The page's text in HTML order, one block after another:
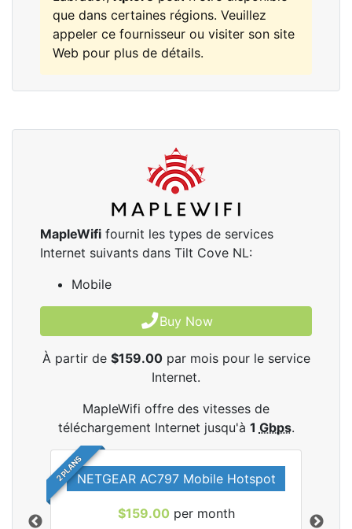
que dans certaines régions. Veuillez
appeler ce fournisseur ou visiter son site
Web pour plus de détails.
MapleWifi fournit les types de services
Internet suivants dans Tilt Cove NL:
Mobile
Buy Now
À partir de $159.00par mois pour le service
Internet.
MapleWifi offre des vitesses de
téléchargement Internet jusqu'à 1 Gbps.
2 PLANSNETGEAR AC797 Mobile Hotspot
$159.00 per month